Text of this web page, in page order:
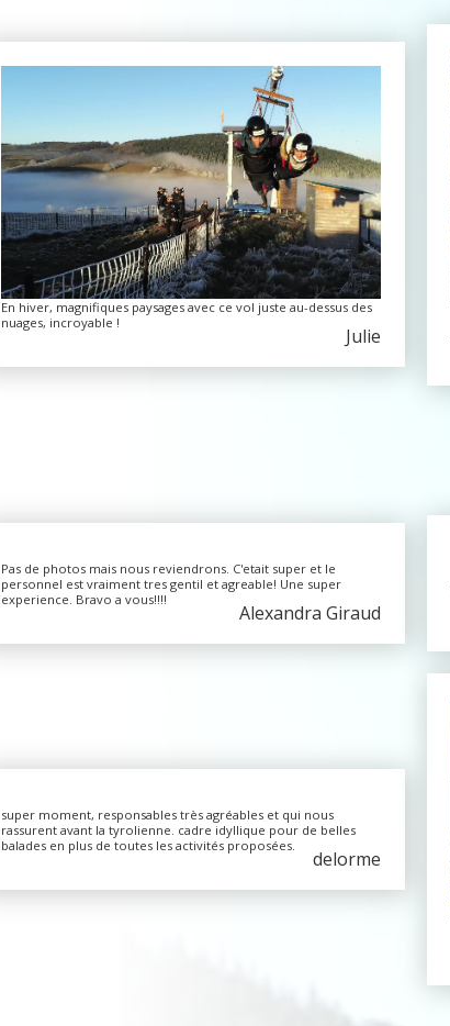
En hiver, magnifiques paysages avec ce vol juste au-dessus des
nuages, incroyable !
Julie
Pas de photos mais nous reviendrons. C'etait super et le
personnel est vraiment tres gentil et agreable! Une super
experience. Bravo a vous!!!!
Alexandra Giraud
super moment, responsables très agréables et qui nous
rassurent avant la tyrolienne. cadre idyllique pour de belles
balades en plus de toutes les activités proposées.
delorme